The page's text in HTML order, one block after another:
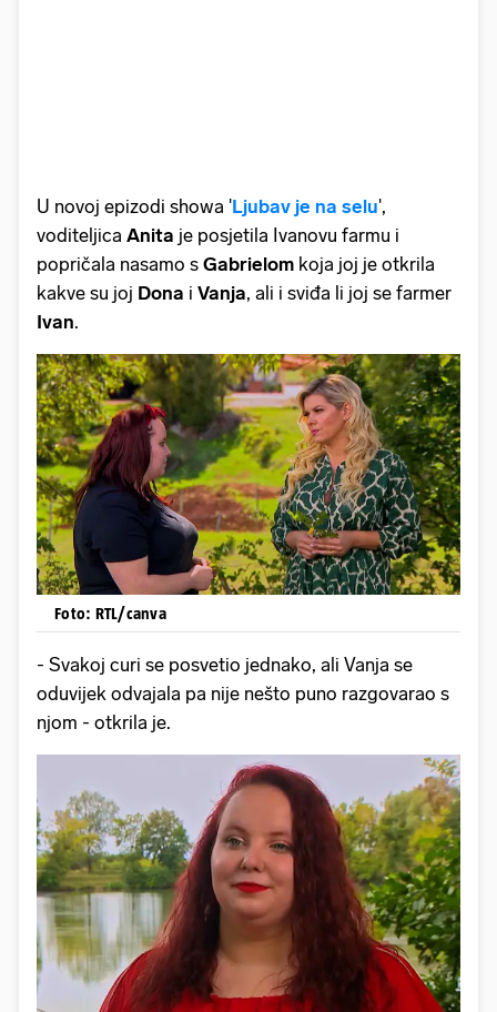
U novoj epizodi showa 'Ljubav je na selu',
voditeljica Anita je posjetila Ivanovu farmu i
popričala nasamo s Gabrielom koja joj je otkrila
kakve su joj Dona i Vanja, ali i sviđa li joj se farmer
Ivan.
Foto: RTL/canva
- Svakoj curi se posvetio jednako, ali Vanja se
oduvijek odvajala pa nije nešto puno razgovarao s
njom - otkrila je.